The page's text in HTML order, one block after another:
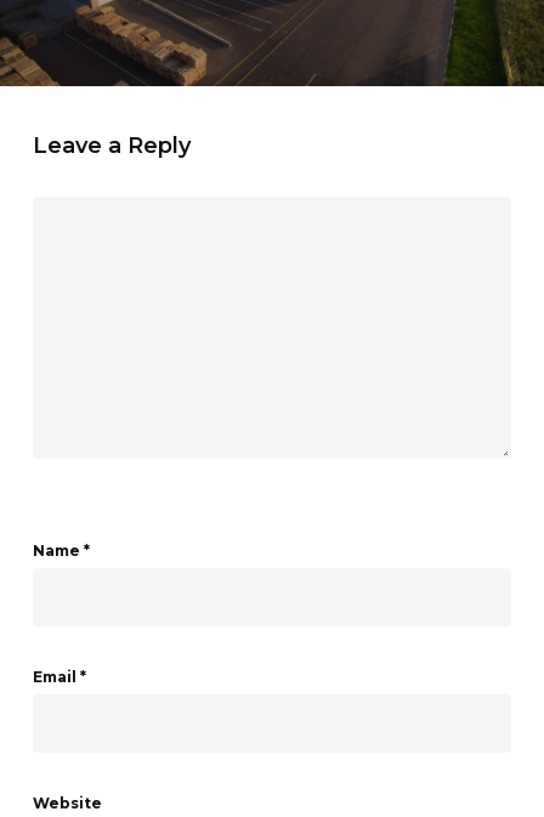
Leave a Reply
Name *
Email *
Website